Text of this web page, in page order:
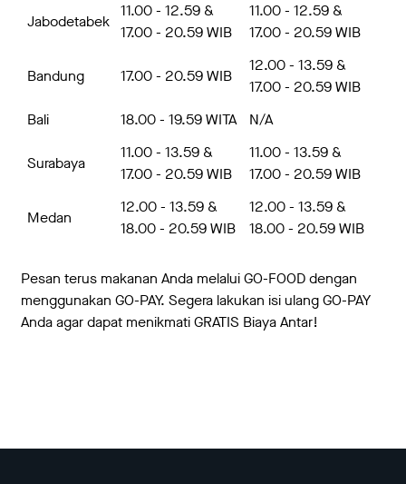
Jabodetabek
11.00 - 12.59 &
17.00 - 20.59 WIB
11.00 - 12.59 &
17.00 - 20.59 WIB
Bandung 17.00 - 20.59 WIB
12.00 - 13.59 &
17.00 - 20.59 WIB
Bali
18.00 - 19.59 WITA N/A
Surabaya
11.00 - 13.59 &
17.00 - 20.59 WIB
11.00 - 13.59 &
17.00 - 20.59 WIB
Medan
12.00 - 13.59 &
18.00 - 20.59 WIB
12.00 - 13.59 &
18.00 - 20.59 WIB
Pesan terus makanan Anda melalui GO-FOOD dengan
menggunakan GO-PAY. Segera lakukan isi ulang GO-PAY
Anda agar dapat menikmati GRATIS Biaya Antar!